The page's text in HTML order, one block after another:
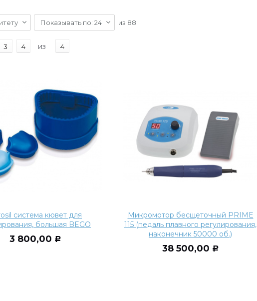
Показывать по: 24 из 88
3 4 из 4
система кювет для
большая BEGO
3 800,00 Р
Микромотор бесщеточный PRIME
115 (педаль плавного регулирования,
наконечник 50000 об.)
38 500,00 Р